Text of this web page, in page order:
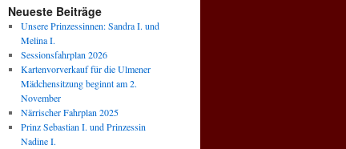
Neueste Beiträge
Unsere Prinzessinnen: Sandra I. und
Melina I.
Sessionsfahrplan 2026
Kartenvorverkauf für die Ulmener
Mädchensitzung beginnt am 2.
November
Närrischer Fahrplan 2025
Prinz Sebastian I. und Prinzessin
Nadine I.